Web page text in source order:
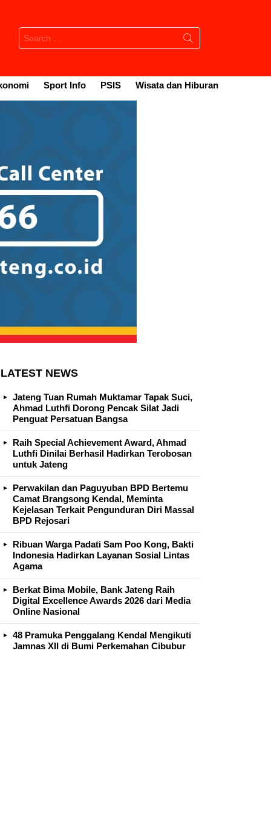
Search
for:
Sport Info PSIS Wisata dan Hiburan
LATEST NEWS
Jateng Tuan Rumah Muktamar Tapak Suci,
Ahmad Luthfi Dorong Pencak Silat Jadi
Penguat Persatuan Bangsa
Raih Special Achievement Award, Ahmad
Luthfi Dinilai Berhasil Hadirkan Terobosan
untuk Jateng
Perwakilan dan Paguyuban BPD Bertemu
Camat Brangsong Kendal, Meminta
Kejelasan Terkait Pengunduran Diri Massal
BPD Rejosari
Ribuan Warga Padati Sam Poo Kong, Bakti
Indonesia Hadirkan Layanan Sosial Lintas
Agama
Berkat Bima Mobile, Bank Jateng Raih
Digital Excellence Awards 2026 dari Media
Online Nasional
48 Pramuka Penggalang Kendal Mengikuti
Jamnas XII di Bumi Perkemahan Cibubur